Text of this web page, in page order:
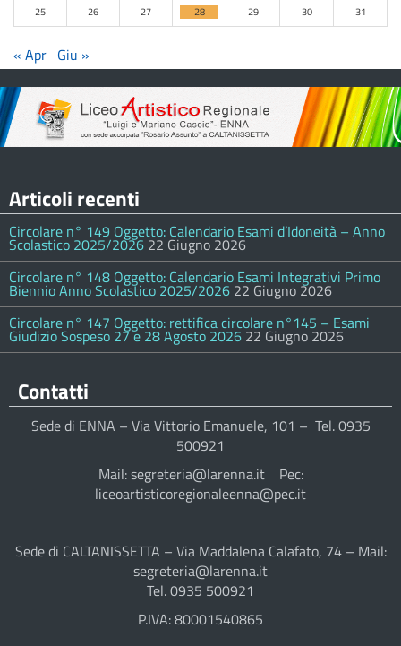
25
26 27 28 29 30 31
« Apr Giu »
Articoli recenti
Circolare n° 149 Oggetto: Calendario Esami d’Idoneità – Anno
Scolastico 2025/2026 22 Giugno 2026
Circolare n° 148 Oggetto: Calendario Esami Integrativi Primo
Biennio Anno Scolastico 2025/2026 22 Giugno 2026
Circolare n° 147 Oggetto: rettifica circolare n°145 – Esami
Giudizio Sospeso 27 e 28 Agosto 2026 22 Giugno 2026
Contatti
Sede di ENNA – Via Vittorio Emanuele, 101 – Tel. 0935
500921
Mail: segreteria@larenna.it Pec:
liceoartisticoregionaleenna@pec.it
Sede di CALTANISSETTA – Via Maddalena Calafato, 74 – Mail:
segreteria@larenna.it
Tel. 0935 500921
P.IVA: 80001540865